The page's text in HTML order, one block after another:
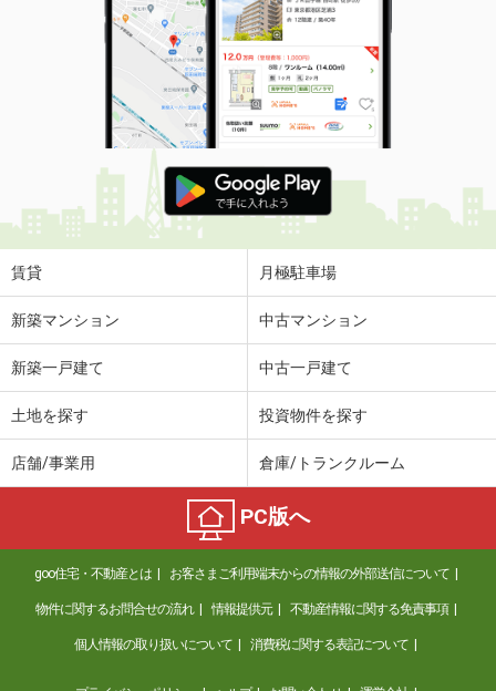
賃貸 月極駐車場
新築マンション 中古マンション
新築一戸建て 中古一戸建て
土地を探す 投資物件を探す
店舗/事業用 倉庫/トランクルーム
PC版へ
goo住宅・不動産とは お客さまご利用端末からの情報の外部送信について
物件に関するお問合せの流れ 情報提供元 不動産情報に関する免責事項
個人情報の取り扱いについて 消費税に関する表記について